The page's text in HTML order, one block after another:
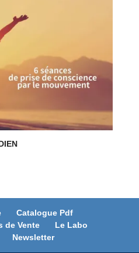
Catalogue Pdf
de Vente
Le Labo
Newsletter